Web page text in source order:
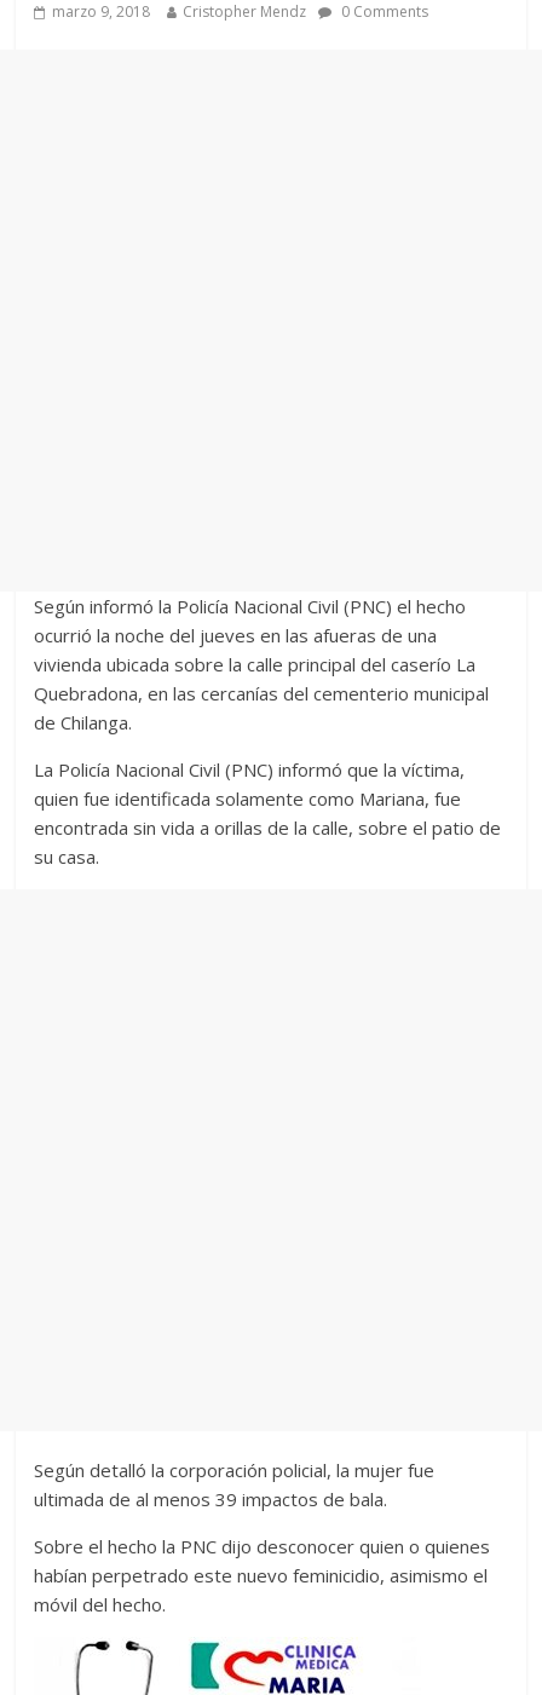
marzo 9, 2018 Cristopher Mendz 0 Comments
Según informó la Policía Nacional Civil (PNC) el hecho
ocurrió la noche del jueves en las afueras de una
vivienda ubicada sobre la calle principal del caserío La
Quebradona, en las cercanías del cementerio municipal
de Chilanga.
La Policía Nacional Civil (PNC) informó que la víctima,
quien fue identificada solamente como Mariana, fue
encontrada sin vida a orillas de la calle, sobre el patio de
su casa.
Según detalló la corporación policial, la mujer fue
ultimada de al menos 39 impactos de bala.
Sobre el hecho la PNC dijo desconocer quien o quienes
habían perpetrado este nuevo feminicidio, asimismo el
móvil del hecho.